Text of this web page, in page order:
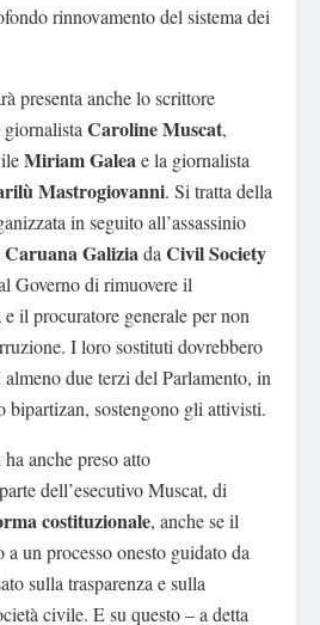
rinnovamento del sistema dei
presenta anche lo scrittore
giornalistaCaroline Muscat,
Miriam Galeae la giornalista
Mastrogiovanni. Si tratta della
in seguito all’assassinio
GaliziadaCivil Society
Governo di rimuovere il
il procuratore generale per non
I loro sostituti dovrebbero
due terzi del Parlamento, in
bipartizan, sostengono gli attivisti.
anche preso atto
dell’esecutivo Muscat, di
costituzionale, anche se il
a un processo onesto guidato da
sulla trasparenza e sulla
civile. E su questo – a detta